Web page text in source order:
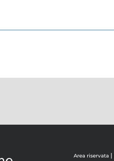
Area riservata |